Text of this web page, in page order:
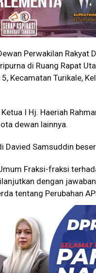
Perwakilan Rakyat
di Ruang Rapat
Kecamatan Turikale,
I Hj. Haeriah
dewan lainnya.
Davied Samsuddin
Fraksi-fraksi
dengan
tentang Perubahan